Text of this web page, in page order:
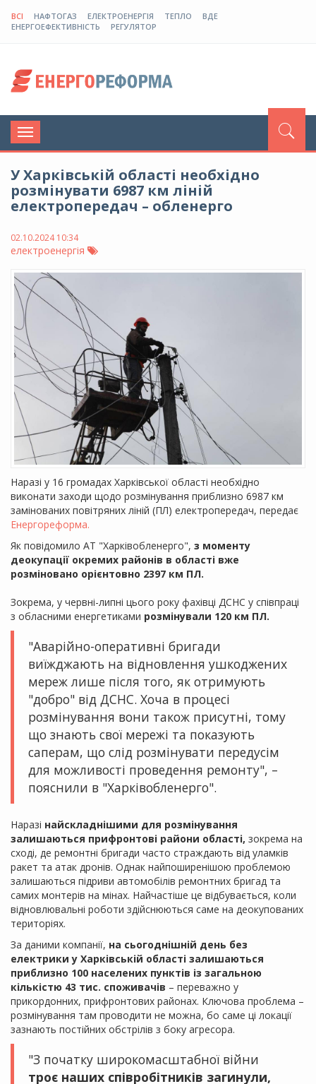
ВСІ НАФТОГАЗ ЕЛЕКТРОЕНЕРГІЯ ТЕПЛО
ВДЕ
ЕНЕРГОЕФЕКТИВНІСТЬ
РЕГУЛЯТОР
Toggle
navigation
У Харківській області необхідно
розмінувати 6987 км ліній
електропередач – обленерго
02.10.2024 10:34
електроенергія
Наразі у 16 громадах Харківської області необхідно
виконати заходи щодо розмінування приблизно 6987 км
замінованих повітряних ліній (ПЛ) електропередач, передає
Енергореформа.
Як повідомило АТ "Харківобленерго", з моменту
деокупації окремих районів в області вже
розміновано орієнтовно 2397 км ПЛ.
Зокрема, у червні-липні цього року фахівці ДСНС у співпраці
з обласними енергетиками розмінували 120 км ПЛ.
"Аварійно-оперативні бригади
виїжджають на відновлення ушкоджених
мереж лише після того, як отримують
"добро" від ДСНС. Хоча в процесі
розмінування вони також присутні, тому
що знають свої мережі та показують
саперам, що слід розмінувати передусім
для можливості проведення ремонту", –
пояснили в "Харківобленерго".
Наразі найскладнішими для розмінування
залишаються прифронтові райони області, зокрема на
сході, де ремонтні бригади часто страждають від уламків
ракет та атак дронів. Однак найпоширенішою проблемою
залишаються підриви автомобілів ремонтних бригад та
самих монтерів на мінах. Найчастіше це відбувається, коли
відновлювальні роботи здійснюються саме на деокупованих
територіях.
За даними компанії, на сьогоднішній день без
електрики у Харківській області залишаються
приблизно 100 населених пунктів із загальною
кількістю 43 тис. споживачів – переважно у
прикордонних, прифронтових районах. Ключова проблема –
розмінування там проводити не можна, бо саме ці локації
зазнають постійних обстрілів з боку агресора.
"З початку широкомасштабної війни
троє наших співробітників загинули,